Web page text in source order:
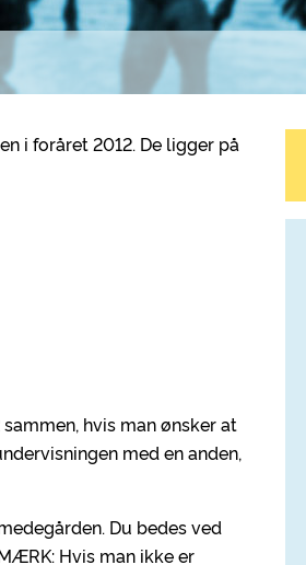
i foråret 2012. De ligger på
hvis man ønsker at
med en anden,
Du bedes ved
Hvis man ikke er